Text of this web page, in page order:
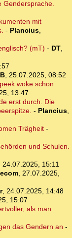
Gendersprache.
mit
- Plancius,
(mT) - DT,
, 25.07.2025, 08:52
woke schon
13:47
erst durch. Die
- Plancius,
Trägheit-
und Schulen.
24.07.2025, 15:11
, 27.07.2025,
, 24.07.2025, 14:48
15:07
als man
das Gendern an -